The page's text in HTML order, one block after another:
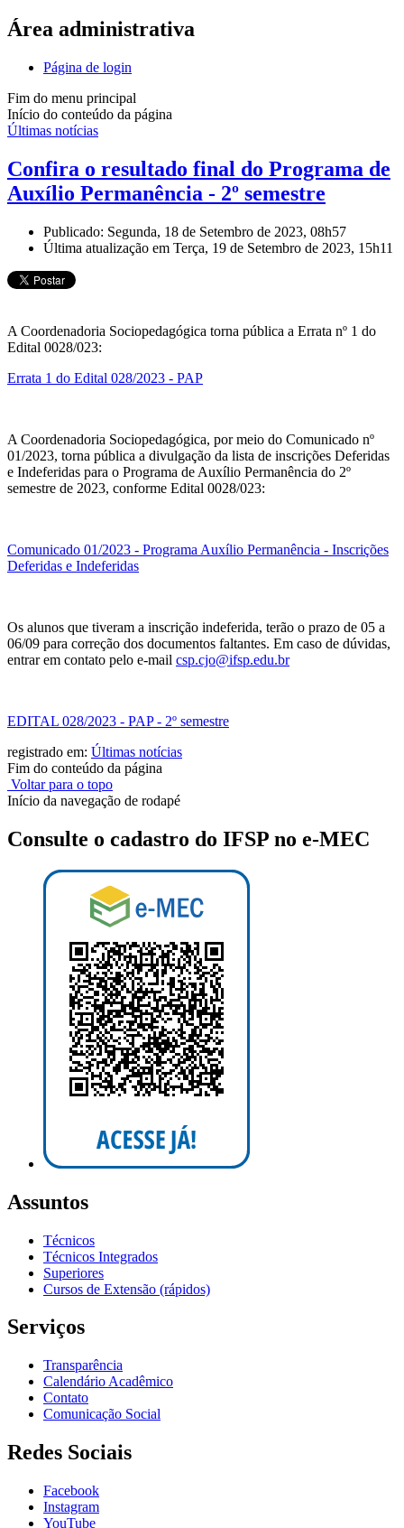
Área administrativa
Página de login
Fim do menu principal
Início do conteúdo da página
Últimas notícias
Confira o resultado final do Programa de
Auxílio Permanência - 2º semestre
Publicado: Segunda, 18 de Setembro de 2023, 08h57
Última atualização em Terça, 19 de Setembro de 2023, 15h11
A Coordenadoria Sociopedagógica torna pública a Errata nº 1 do
Edital 0028/023:
Errata 1 do Edital 028/2023 - PAP
A Coordenadoria Sociopedagógica, por meio do Comunicado nº
01/2023, torna pública a divulgação da lista de inscrições Deferidas
e Indeferidas para o Programa de Auxílio Permanência do 2º
semestre de 2023, conforme Edital 0028/023:
Comunicado 01/2023 - Programa Auxílio Permanência - Inscrições
Deferidas e Indeferidas
Os alunos que tiveram a inscrição indeferida, terão o prazo de 05 a
06/09 para correção dos documentos faltantes. Em caso de dúvidas,
entrar em contato pelo e-mail csp.cjo@ifsp.edu.br
EDITAL 028/2023 - PAP - 2º semestre
registrado em: Últimas notícias
Fim do conteúdo da página
Voltar para o topo
Início da navegação de rodapé
Consulte o cadastro do IFSP no e-MEC
Assuntos
Técnicos
Técnicos Integrados
Superiores
Cursos de Extensão (rápidos)
Serviços
Transparência
Calendário Acadêmico
Contato
Comunicação Social
Redes Sociais
Facebook
Instagram
YouTube